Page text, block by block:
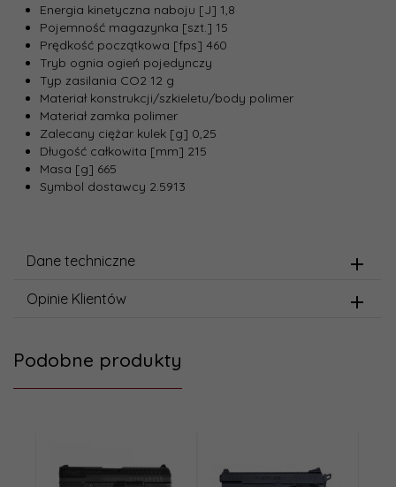
Energia kinetyczna naboju [J] 1,8
Pojemność magazynka [szt.] 15
Prędkość początkowa [fps] 460
Tryb ognia ogień pojedynczy
Typ zasilania CO2 12 g
Materiał konstrukcji/szkieletu/body polimer
Materiał zamka polimer
Zalecany ciężar kulek [g] 0,25
Długość całkowita [mm] 215
Masa [g] 665
Symbol dostawcy 2.5913
Dane techniczne
Opinie Klientów
Podobne produkty